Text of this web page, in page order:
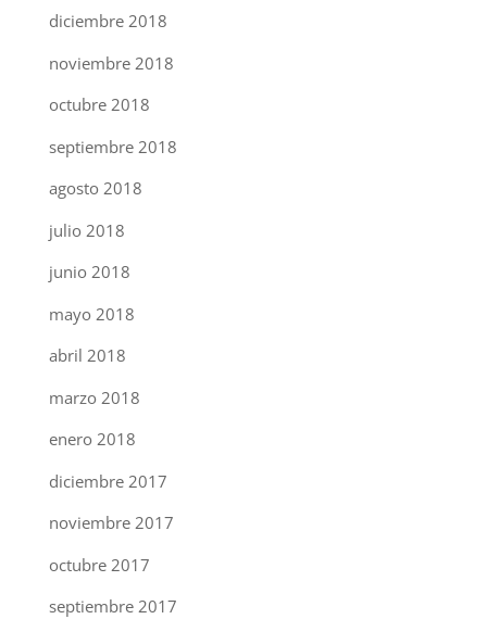
diciembre 2018
noviembre 2018
octubre 2018
septiembre 2018
agosto 2018
julio 2018
junio 2018
mayo 2018
abril 2018
marzo 2018
enero 2018
diciembre 2017
noviembre 2017
octubre 2017
septiembre 2017